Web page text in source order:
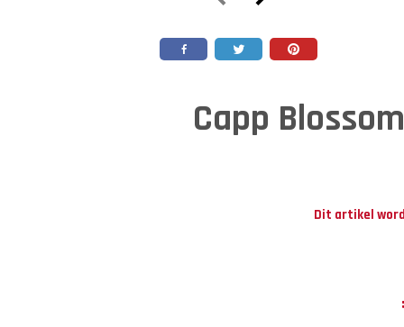
Capp
Dit artikel